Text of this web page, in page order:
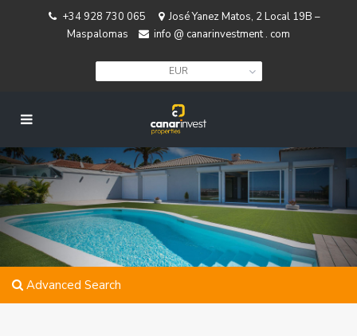
+34 928 730 065
José Yanez Matos, 2 Local 19B –
Maspalomas
info @ canarinvestment . com
EUR
Advanced Search